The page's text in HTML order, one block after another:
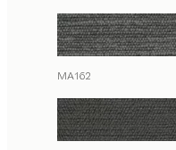
MA162